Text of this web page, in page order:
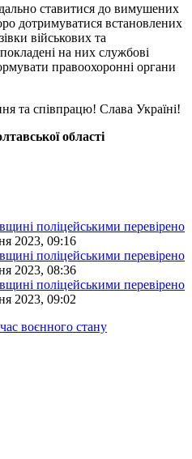
ставитися до вимушених
дотримуватися встановлених
військових та
на них службові
правоохоронні органи
та співпрацю! Слава Україні!
області
поліцейськими перевірено
2023, 09:16
поліцейськими перевірено
2023, 08:36
поліцейськими перевірено
2023, 09:02
воєнного стану